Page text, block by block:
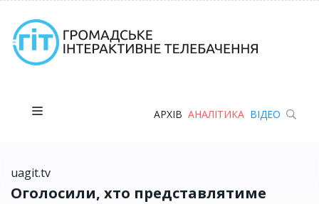
АРХІВ АНАЛІТИКА ВІДЕО
uagit.tv
Оголосили, хто представлятиме